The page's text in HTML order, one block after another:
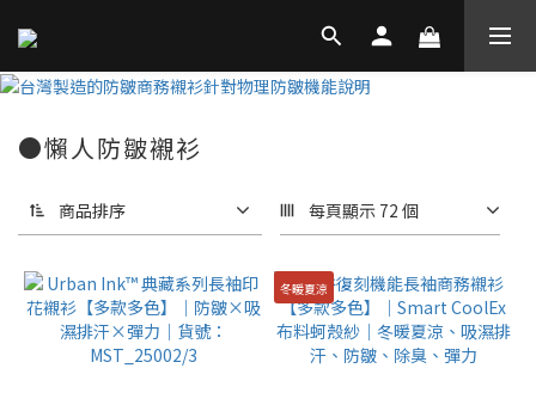
●懶人防皺襯衫
商品排序 每頁顯示 72 個
冬暖夏涼